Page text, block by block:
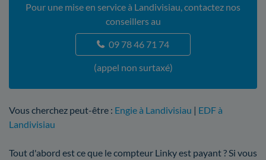
Pour une mise en service à Landivisiau, contactez nos
conseillers au
09 78 46 71 74
(appel non surtaxé)
Vous cherchez peut-être : Engie à Landivisiau | EDF à
Landivisiau
Tout d'abord est ce que le compteur Linky est payant ? Si vous